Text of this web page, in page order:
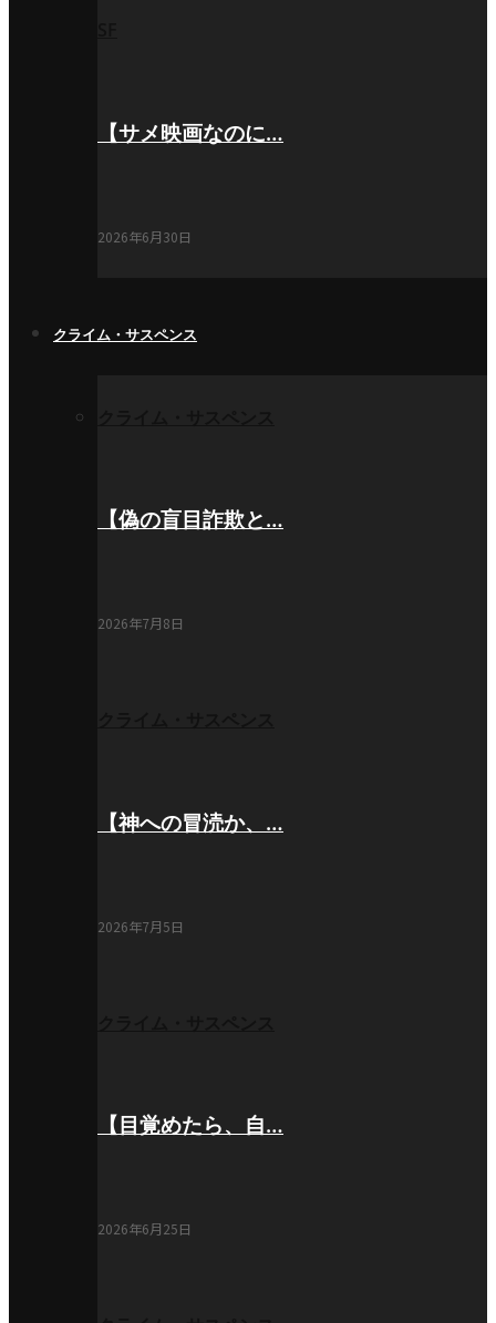
【サメ映画なのに…
2026年6月30日
クライム・サスペンス
【偽の盲目詐欺と…
2026年7月8日
【神への冒涜か、…
2026年7月5日
【目覚めたら、自…
2026年6月25日